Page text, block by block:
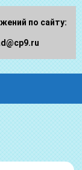
по сайту: